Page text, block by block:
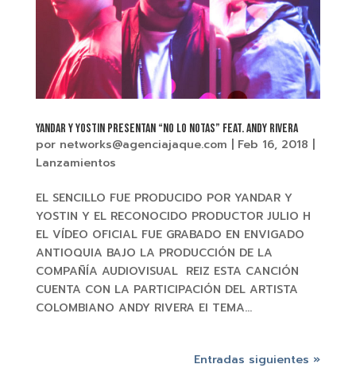
YANDAR Y YOSTIN Presentan “NO LO NOTAS” Feat. ANDY RIVERA
por networks@agenciajaque.com Feb 16, 2018
Lanzamientos
EL SENCILLO FUE PRODUCIDO POR YANDAR Y
YOSTIN Y EL RECONOCIDO PRODUCTOR JULIO H
EL VÍDEO OFICIAL FUE GRABADO EN ENVIGADO
ANTIOQUIA BAJO LA PRODUCCIÓN DE LA
COMPAÑÍA AUDIOVISUAL REIZ ESTA CANCIÓN
CUENTA CON LA PARTICIPACIÓN DEL ARTISTA
COLOMBIANO ANDY RIVERA El TEMA...
Entradas siguientes »